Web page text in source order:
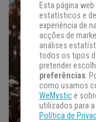
Esta página
estatísticos e
experiência de
acções de
análises
todos os tipos
pretender
preferências.
como usamos
WeMystice
utilizados para
Política de